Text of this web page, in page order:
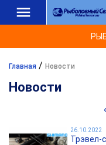
Главная / Новости
Новости
26.10.2022
Трэвел-